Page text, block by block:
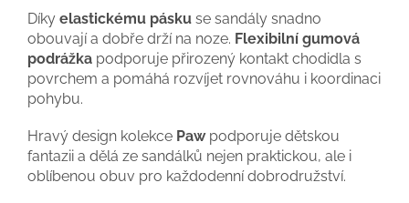
Díky elastickému pásku se sandály snadno
obouvají a dobře drží na noze. Flexibilní gumová
podrážka podporuje přirozený kontakt chodidla s
povrchem a pomáhá rozvíjet rovnováhu i koordinaci
pohybu.
Hravý design kolekce Pawpodporuje dětskou
fantazii a dělá ze sandálků nejen praktickou, ale i
oblíbenou obuv pro každodenní dobrodružství.